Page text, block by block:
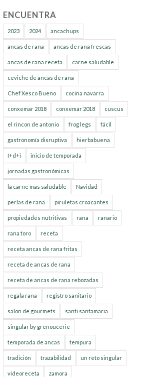
ENCUENTRA
2023 2024 ancachups
ancas de rana ancas de rana frescas
ancas de rana receta carne saludable
ceviche de ancas de rana
Chef Xesco Bueno cocina navarra
conxemar 2018 conxemar 2018 cuscus
el rincon de antonio frog legs fácil
gastronomía disruptiva hierbabuena
I+d+i inicio de temporada
jornadas gastronómicas
la carne mas saludable Navidad
perlas de rana piruletas croacantes
propiedades nutritivas rana ranario
rana toro receta
receta ancas de rana fritas
receta de ancas de rana
receta de ancas de rana rebozadas
regala rana registro sanitario
salon de gourmets santi santamaria
singular by grenoucerie
temporada de ancas tempura
tradición trazabilidad un reto singular
videoreceta zamora